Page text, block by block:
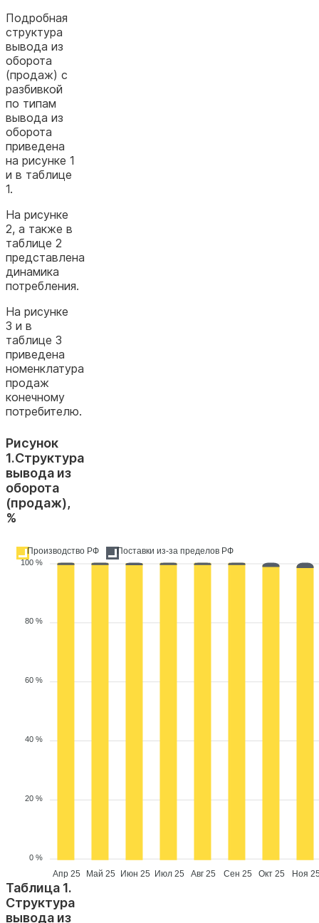
Подробная
структура
вывода из
оборота
(продаж) с
разбивкой
по типам
вывода из
оборота
приведена
на рисунке 1
и в таблице
1.
На рисунке
2, а также в
таблице 2
представлена
динамика
потребления.
На рисунке
3 и в
таблице 3
приведена
номенклатура
продаж
конечному
потребителю.
Рисунок
1.Структура
вывода из
оборота
(продаж),
%
Производство РФ Поставки из-за пределов РФ
100 %
80 %
60 %
40 %
20 %
0 %
Апр 25 Май 25 Июн 25 Июл 25 Авг 25 Сен 25 Окт 25 Ноя
Таблица 1.
Структура
вывода из